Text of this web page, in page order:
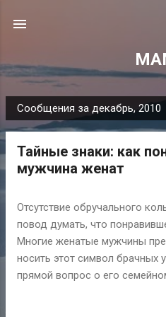
С
о
Сообщения за декабрь, 2010
Тайные знаки: как
мужчина женат
Отсутствие обручального
повод думать, что
Многие женатые мужчины
носить этот символ брачных
прямой вопрос о его